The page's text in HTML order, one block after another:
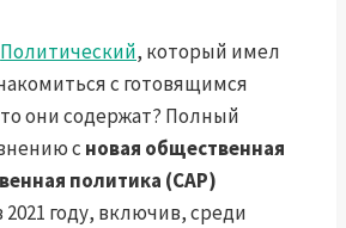
Политический, который имел
с готовящимся
они содержат? Полный
с новая общественная
политика (CAP)
году, включив, среди